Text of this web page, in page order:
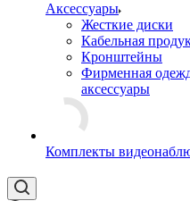
Аксессуары
Жесткие диски
Кабельная
Кронштейны
Фирменная
аксессуары
Комплекты